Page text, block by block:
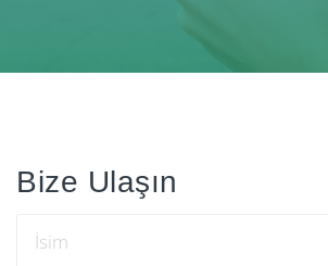
Bize Ulaşın